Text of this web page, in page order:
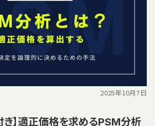
2025年10月7日
き】適正価格を求めるPSM分析